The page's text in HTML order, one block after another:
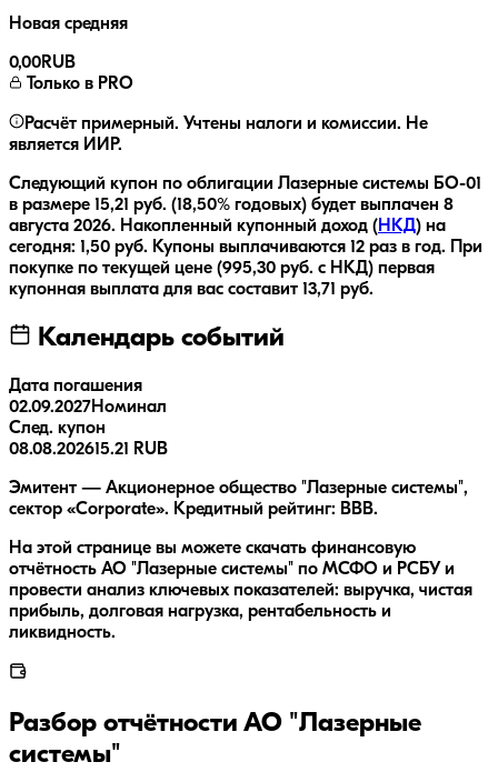
Новая средняя
0,00RUB
Только в PRO
Расчёт примерный. Учтены налоги и комиссии. Не
является ИИР.
Следующий купон по облигации Лазерные системы БО-01
в размере 15,21 руб. (18,50% годовых) будет выплачен 8
августа 2026. Накопленный купонный доход ( НКД) на
сегодня: 1,50 руб. Купоны выплачиваются 12 раз в год.
При
покупке по текущей цене (995,30 руб. с НКД) первая
купонная выплата для вас составит 13,71 руб.
Календарь событий
Дата погашения
02.09.2027Номинал
След. купон
08.08.202615.21 RUB
Эмитент — Акционерное общество "Лазерные системы",
сектор «Corporate». Кредитный рейтинг: BBB.
На этой странице вы можете скачать финансовую
отчётность АО "Лазерные системы" по МСФО и РСБУ и
провести анализ ключевых показателей: выручка, чистая
прибыль, долговая нагрузка, рентабельность и
ликвидность.
Разбор отчётности АО "Лазерные
системы"